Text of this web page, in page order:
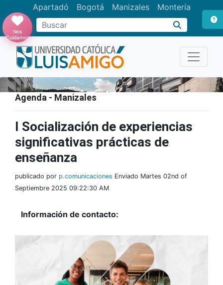
Apartadó Bogotá Manizales Montería
Buscar
Nos
Cuidamos
Agenda - Manizales
I Socialización de experiencias
significativas prácticas de
enseñanza
publicado por p.comunicaciones Enviado Martes 02nd of
Septiembre 2025 09:22:30 AM
Información de contacto: